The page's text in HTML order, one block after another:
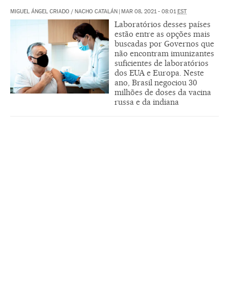
MIGUEL ÁNGEL CRIADO / NACHO CATALÁN | MAR 08, 2021 - 08:01EST
Laboratórios desses países
estão entre as opções mais
buscadas por Governos que
não encontram imunizantes
suficientes de laboratórios
dos EUA e Europa. Neste
ano, Brasil negociou 30
milhões de doses da vacina
russa e da indiana